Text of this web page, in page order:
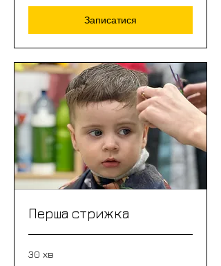
Записатися
Перша стрижка
30 хв